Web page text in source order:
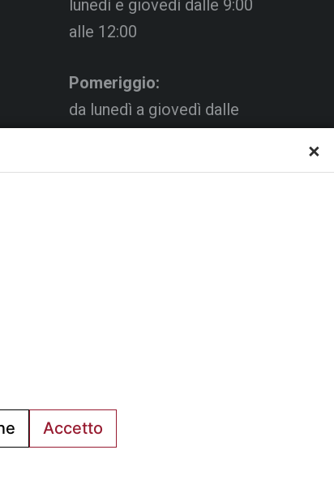
lunedì e giovedì dalle 9:00
alle 12:00
Pomeriggio:
da lunedì a giovedì dalle
×
Accetto